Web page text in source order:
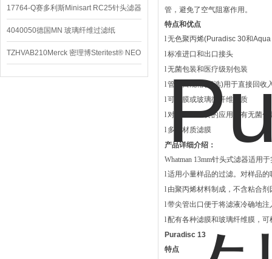
养基
17764-Q赛多利斯Minisart RC25针头滤器
4040050德国MN 玻璃纤维过滤纸
TZHVAB210Merck 密理博Steritest® NEO
设备
管，避免了空气阻塞作用。
特点和优点
l无色聚丙烯(Puradisc 30和
l标准进口和出口接头
l无菌包装和医疗级别包装
l管出口规格 可选)用于直接回收
l可选膜或玻璃微纤维介质
l对于一些重要的应用，有无菌包
l 多种材质滤膜
产品详细介绍：
Whatman 13mm针头式滤器适用
l适用小量样品的过滤。对样品
l 由聚丙烯材料制成，不含粘合
l带尖管出口便于将滤液冷确地注
l 配有各种滤膜和玻璃纤维膜，
​Puradisc 13
特点